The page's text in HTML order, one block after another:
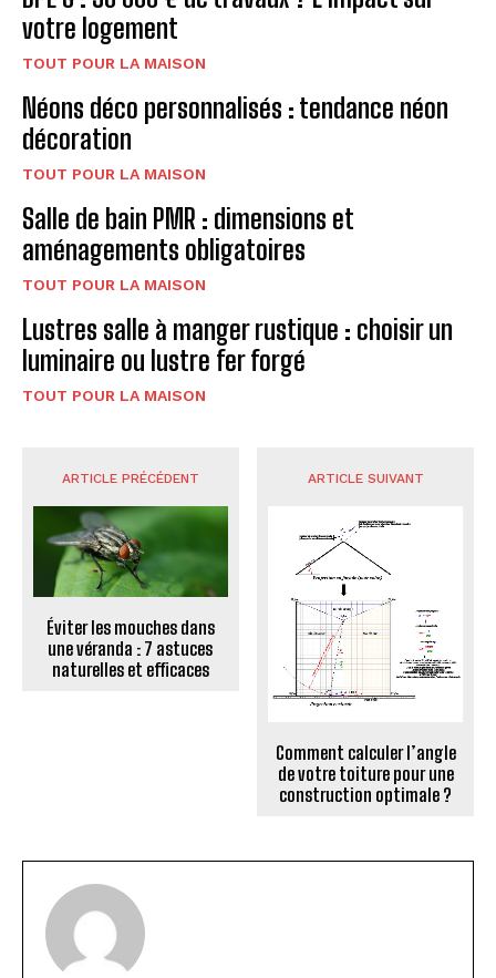
votre logement
TOUT POUR LA MAISON
Néons déco personnalisés : tendance néon
décoration
TOUT POUR LA MAISON
Salle de bain PMR : dimensions et
aménagements obligatoires
TOUT POUR LA MAISON
Lustres salle à manger rustique : choisir un
luminaire ou lustre fer forgé
TOUT POUR LA MAISON
ARTICLE PRÉCÉDENT
Éviter les mouches dans
une véranda : 7 astuces
naturelles et efficaces
ARTICLE SUIVANT
Comment calculer l’angle
de votre toiture pour une
construction optimale ?